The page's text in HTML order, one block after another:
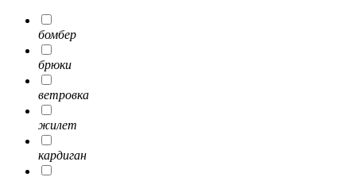
бомбер
брюки
ветровка
жилет
кардиган